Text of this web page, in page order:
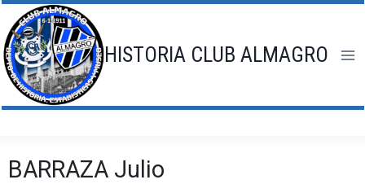
Saltar
al
contenido
HISTORIA CLUB ALMAGRO
BARRAZA Julio